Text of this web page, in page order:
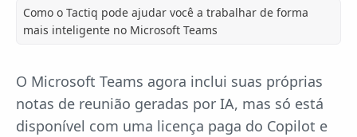
Como o Tactiq pode ajudar você a trabalhar de forma
mais inteligente no Microsoft Teams
O Microsoft Teams agora inclui suas próprias
notas de reunião geradas por IA, mas só está
disponível com uma licença paga do Copilot e